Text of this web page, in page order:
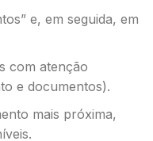
e, em seguida, em
com atenção
e documentos).
mais próxima,